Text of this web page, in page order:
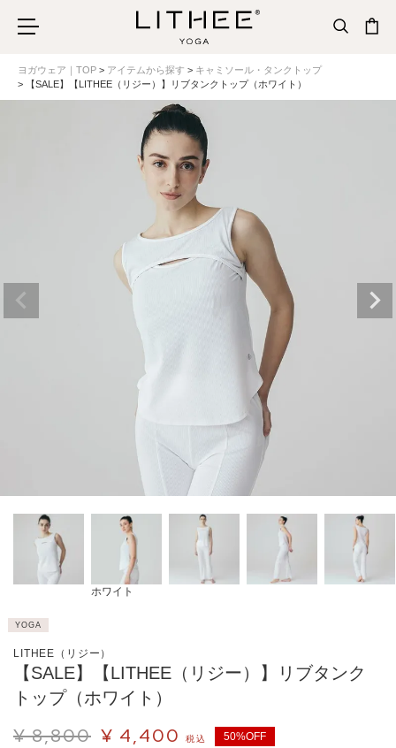
ヨガウェア｜TOP アイテムから探す
キャミソール・タンクトップ
【SALE】【LITHEE（リジー）】リブタンクトップ（ホワイト）
ホワイト
YOGA
LITHEE（リジー）
【SALE】【LITHEE（リジー）】リブタンク
トップ（ホワイト）
¥ 8,800 ¥ 4,400 税込 50%OFF